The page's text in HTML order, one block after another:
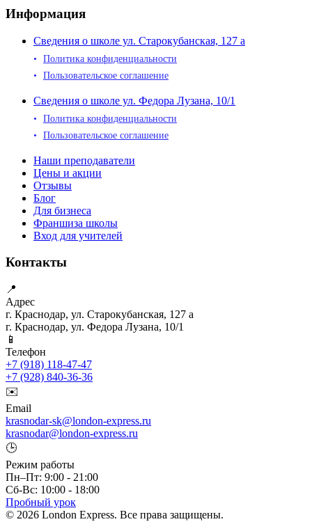
Информация
Сведения о школе ул. Старокубанская, 127 а
Политика конфиденциальности
Пользовательское соглашение
Сведения о школе ул. Федора Лузана, 10/1
Политика конфиденциальности
Пользовательское соглашение
Наши преподаватели
Цены и акции
Отзывы
Блог
Для бизнеса
Франшиза школы
Вход для учителей
Контакты
📍
Адрес
г. Краснодар, ул. Старокубанская, 127 а
г. Краснодар, ул. Федора Лузана, 10/1
📱
Телефон
+7 (918) 118-47-47
+7 (928) 840-36-36
✉️
Email
krasnodar-sk@london-express.ru
krasnodar@london-express.ru
🕒
Режим работы
Пн–Пт: 9:00 - 21:00
Сб-Вс: 10:00 - 18:00
Пробный урок
© 2026 London Express. Все права защищены.